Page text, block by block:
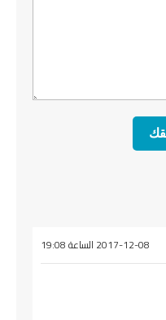
2017-12-08 الساعة 19:08